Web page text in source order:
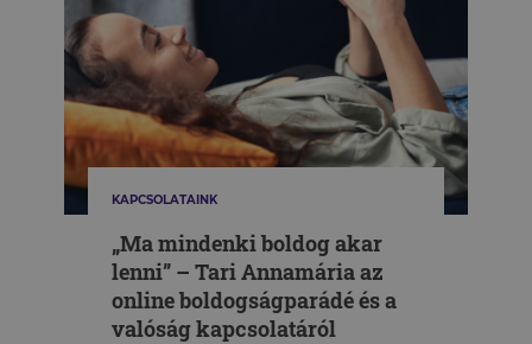
KAPCSOLATAINK
„Ma mindenki boldog akar
lenni” – Tari Annamária az
online boldogságparádé és a
valóság kapcsolatáról